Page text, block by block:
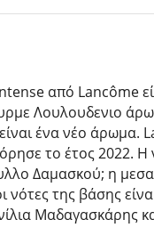
από Lancôme
Λουλουδενιο
ένα νέο άρωμα.
το έτος 2022. Η
Δαμασκού; η
νότες της βάσης
Μαδαγασκάρης